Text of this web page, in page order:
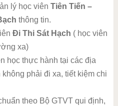
lý học viên Tiên Tiến –
thông tin.
Đi Thi Sát Hạch ( học viên
xa)
học thực hành tại các địa
phải đi xa, tiết kiệm chi
theo Bộ GTVT qui định,